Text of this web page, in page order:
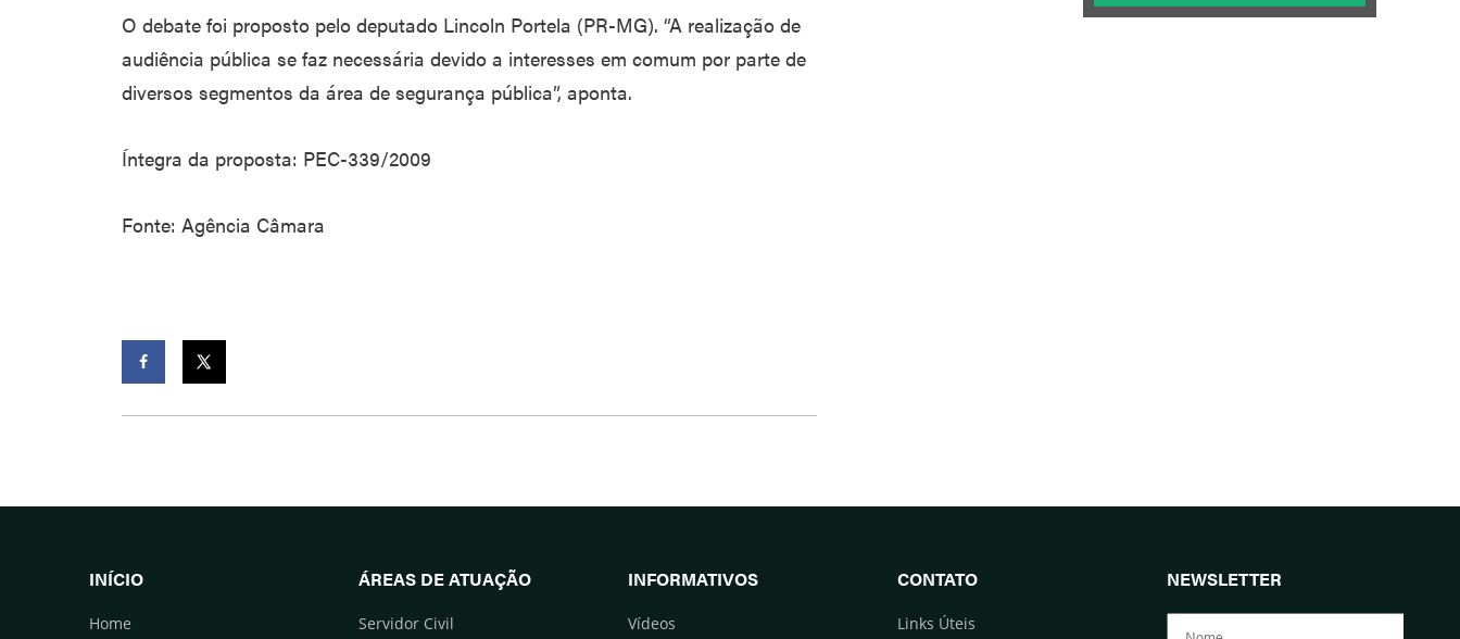
O debate foi proposto pelo deputado Lincoln Portela (PR-MG). “A realização de
audiência pública se faz necessária devido a interesses em comum por parte de
diversos segmentos da área de segurança pública”, aponta.
Íntegra da proposta: PEC-339/2009
Fonte: Agência Câmara
INÍCIO
Home
ÁREAS DE ATUAÇÃO
Servidor Civil
INFORMATIVOS
Vídeos
CONTATO
Links Úteis
NEWSLETTER